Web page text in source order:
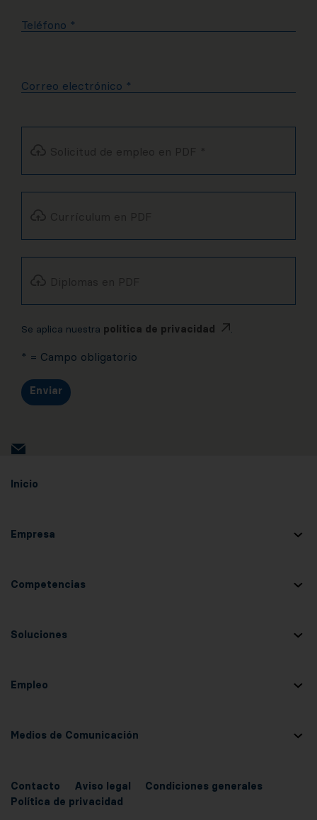
Teléfono *
Correo electrónico *
Se aplica nuestra política de privacidad .
* = Campo obligatorio
Enviar
Inicio
Empresa
Competencias
Soluciones
Empleo
Medios de Comunicación
Contacto Aviso legal
Condiciones generales
Política de privacidad